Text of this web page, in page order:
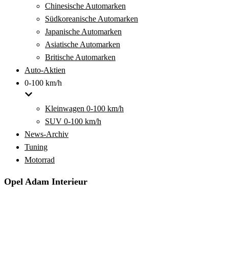
Chinesische Automarken
Südkoreanische Automarken
Japanische Automarken
Asiatische Automarken
Britische Automarken
Auto-Aktien
0-100 km/h
Kleinwagen 0-100 km/h
SUV 0-100 km/h
News-Archiv
Tuning
Motorrad
Opel Adam Interieur